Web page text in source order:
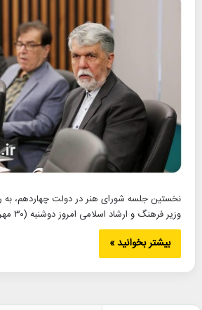
نخستین جلسه شورای هنر در دولت چهاردهم،
وزیر فرهنگ و ارشاد اسلامی امروز دوشنبه (۳۰ مهر)…
بیشتر بخوانید »